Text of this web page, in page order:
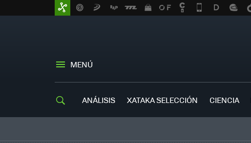
MENÚ
ANÁLISIS XATAKA SELECCIÓN CIENCIA